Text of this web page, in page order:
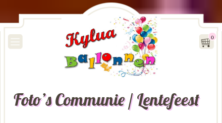
0
Foto’s Communie / Lentefeest